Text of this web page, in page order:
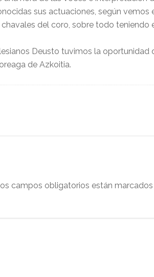
sus actuaciones, según vemos
del coro, sobre todo teniendo
Deusto tuvimos la oportunidad
de Azkoitia.
campos obligatorios están